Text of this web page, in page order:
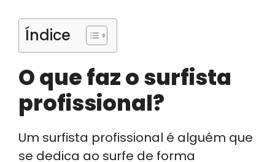
Índice
O que faz o surfista
profissional?
Um surfista profissional é alguém que
se dedica ao surfe de forma